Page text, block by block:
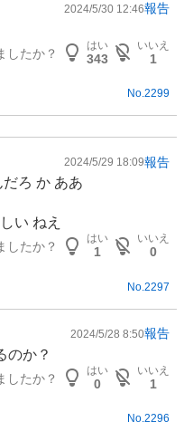
2024/5/30 12:46報告
したか？
はい
343
いいえ
1
No.2299
2024/5/29 18:09報告
ろ か ああ
い ねえ
したか？
はい
1
いいえ
0
No. 2297
2024/5/28 8:50報告
のか？
したか？
はい
0
いいえ
1
No.2296